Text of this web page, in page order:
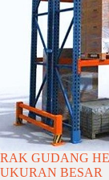
RAK GUDANG
UKURAN BESAR